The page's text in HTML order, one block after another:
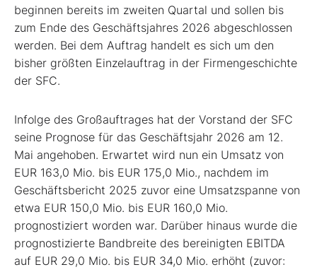
beginnen bereits im zweiten Quartal und sollen bis
zum Ende des Geschäftsjahres 2026 abgeschlossen
werden. Bei dem Auftrag handelt es sich um den
bisher größten Einzelauftrag in der Firmengeschichte
der SFC.
Infolge des Großauftrages hat der Vorstand der SFC
seine Prognose für das Geschäftsjahr 2026 am 12.
Mai angehoben. Erwartet wird nun ein Umsatz von
EUR 163,0 Mio. bis EUR 175,0 Mio., nachdem im
Geschäftsbericht 2025 zuvor eine Umsatzspanne von
etwa EUR 150,0 Mio. bis EUR 160,0 Mio.
prognostiziert worden war. Darüber hinaus wurde die
prognostizierte Bandbreite des bereinigten EBITDA
auf EUR 29,0 Mio. bis EUR 34,0 Mio. erhöht (zuvor: